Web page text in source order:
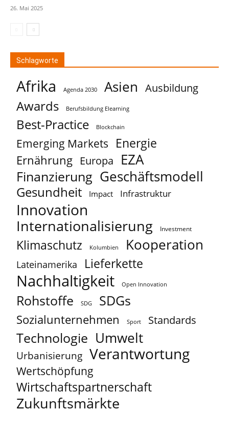
26. Mai 2025
Schlagworte
Afrika Agenda 2030 Asien Ausbildung
Awards Berufsbildung Elearning
Best-Practice Blockchain
Emerging Markets Energie
Ernährung Europa EZA
Finanzierung Geschäftsmodell
Gesundheit Impact Infrastruktur
Innovation
Internationalisierung Investment
Klimaschutz Kolumbien Kooperation
Lateinamerika Lieferkette
Nachhaltigkeit Open Innovation
Rohstoffe SDG SDGs
Sozialunternehmen Sport Standards
Technologie Umwelt
Urbanisierung Verantwortung
Wertschöpfung
Wirtschaftspartnerschaft
Zukunftsmärkte